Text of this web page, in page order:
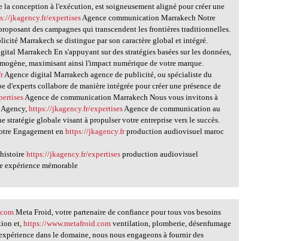
la conception à l'exécution, est soigneusement aligné pour créer une
jkagency.fr/expertises Agence communication Marrakech Notre
des campagnes qui transcendent les frontières traditionnelles.
Marrakech se distingue par son caractère global et intégré.
Marrakech En s'appuyant sur des stratégies basées sur les données,
maximisant ainsi l'impact numérique de votre marque.
Agence digital Marrakech agence de publicité, ou spécialiste du
collabore de manière intégrée pour créer une présence de
Agence de communication Marrakech Nous vous invitons à
Agency,https://jkagency.fr/expertises Agence de communication au
stratégie globale visant à propulser votre entreprise vers le succès.
Engagement enhttps://jkagency.frproduction audiovisuel maroc
histoirehttps://jkagency.fr/expertises production audiovisuel
expérience mémorable
Meta Froid, votre partenaire de confiance pour tous vos besoins
et,https://www.metafroid.com ventilation, plomberie, désenfumage
dans le domaine, nous nous engageons à fournir des